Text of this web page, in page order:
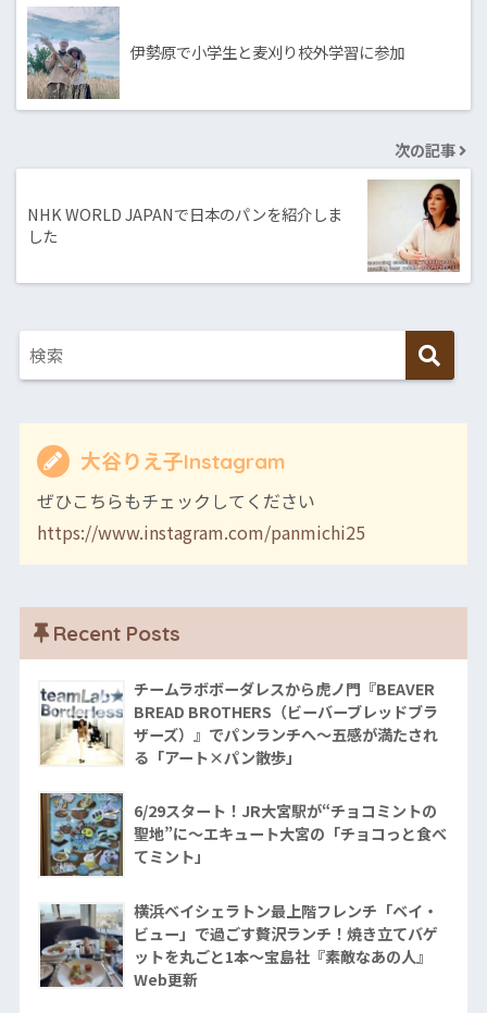
伊勢原で小学生と麦刈り校外学習に参加
次の記事
NHK WORLD JAPANで日本のパンを紹介しま
した
大谷りえ子Instagram
ぜひこちらもチェックしてください
https://www.instagram.com/panmichi25
Recent Posts
チームラボボーダレスから虎ノ門『BEAVER
BREAD BROTHERS（ビーバーブレッドブラ
ザーズ）』でパンランチへ〜五感が満たされ
る「アート×パン散歩」
6/29スタート！JR大宮駅が“チョコミントの
聖地”に〜エキュート大宮の「チョコっと食べ
てミント」
横浜ベイシェラトン最上階フレンチ「ベイ・
ビュー」で過ごす贅沢ランチ！焼き立てバゲ
ットを丸ごと1本〜宝島社『素敵なあの人』
Web更新